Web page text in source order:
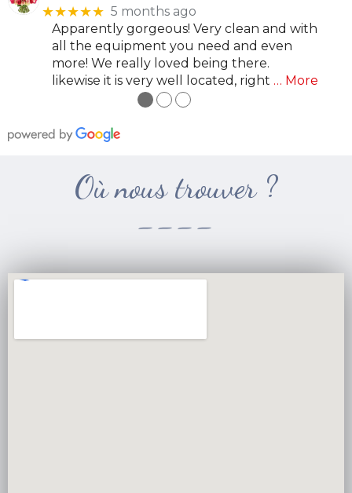
★★★★★ 5 months ago
Apparently gorgeous! Very clean and with
all the equipment you need and even
more! We really loved being there.
likewise it is very well located, right … More
●●●
Où nous trouver ?
----